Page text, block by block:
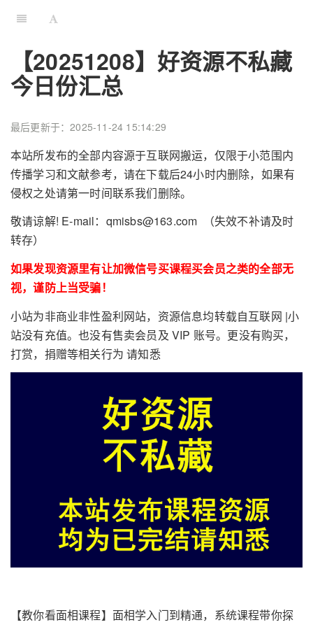
【20251208】好资源不私藏
今日份汇总
最后更新于：2025-11-24 15:14:29
本站所发布的全部内容源于互联网搬运，仅限于小范围内
传播学习和文献参考，请在下载后24小时内删除，如果有
侵权之处请第一时间联系我们删除。
敬请谅解! E-mail：qmisbs@163.com （失效不补请及时
转存）
如果发现资源里有让加微信号买课程买会员之类的全部无
视，谨防上当受骗！
小站为非商业非性盈利网站，资源信息均转载自互联网 |小
站没有充值。也没有售卖会员及 VIP 账号。更没有购买，
打赏，捐赠等相关行为 请知悉
【教你看面相课程】面相学入门到精通，系统课程带你探